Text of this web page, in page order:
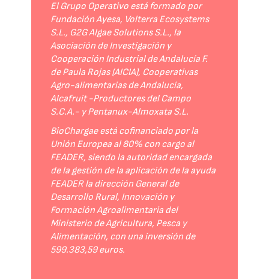
El Grupo Operativo está formado por
Fundación Ayesa, Volterra Ecosystems
S.L., G2G Algae Solutions S.L., la
Asociación de Investigación y
Cooperación Industrial de Andalucía F.
de Paula Rojas (AICIA), Cooperativas
Agro-alimentarias de Andalucía,
Alcafruit -Productores del Campo
S.C.A.- y Pentanux-Almoxata S.L.
BioChargae está cofinanciado por la
Unión Europea al 80% con cargo al
FEADER, siendo la autoridad encargada
de la gestión de la aplicación de la ayuda
FEADER la dirección General de
Desarrollo Rural, Innovación y
Formación Agroalimentaria del
Ministerio de Agricultura, Pesca y
Alimentación, con una inversión de
599.383,59 euros.